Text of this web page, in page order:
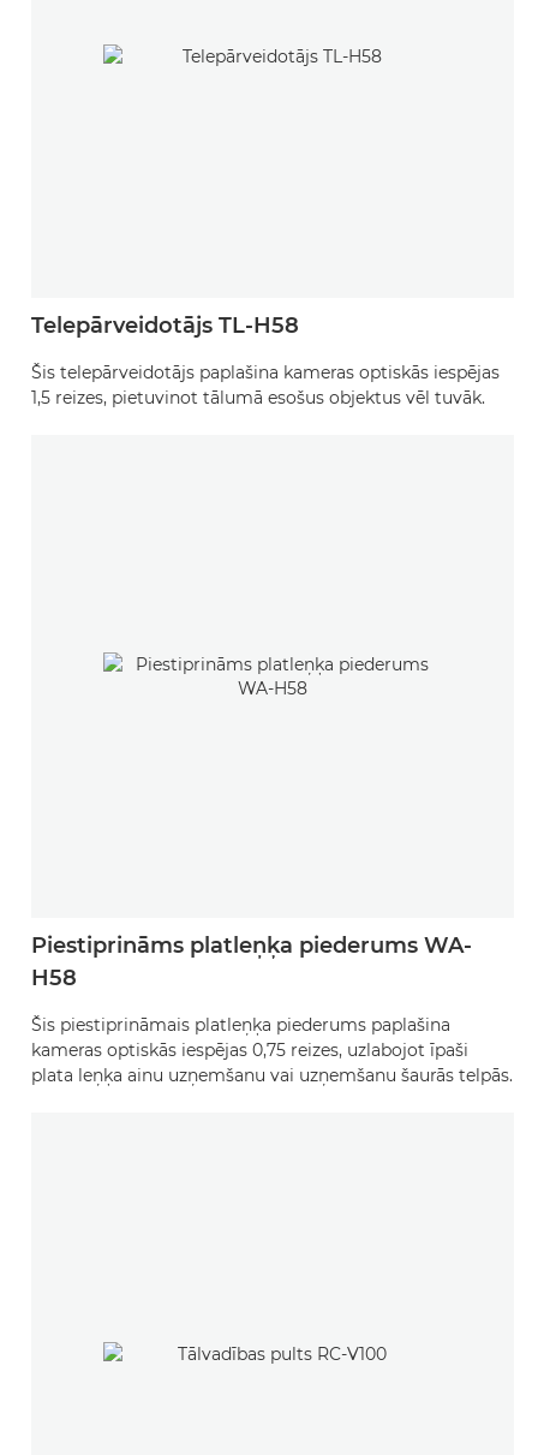
Telepārveidotājs TL-H58
Šis telepārveidotājs paplašina kameras optiskās iespējas
1,5 reizes, pietuvinot tālumā esošus objektus vēl tuvāk.
Piestiprināms platleņķa piederums WA-
H58
Šis piestiprināmais platleņķa piederums paplašina
kameras optiskās iespējas 0,75 reizes, uzlabojot īpaši
plata leņķa ainu uzņemšanu vai uzņemšanu šaurās telpās.